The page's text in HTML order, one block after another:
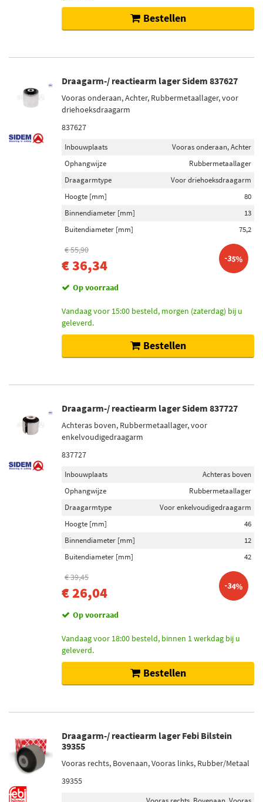
Bestellen
Draagarm-/ reactiearm lager Sidem 837627
Vooras onderaan, Achter, Rubbermetaallager, voor
driehoeksdraagarm
837627
Inbouwplaats
Vooras onderaan, Achter
Ophangwijze
Rubbermetaallager
Draagarmtype
Voor driehoeksdraagarm
Hoogte [mm]
80
Binnendiameter [mm]
13
Buitendiameter [mm]
75,2
€ 55,90
€ 36,34 -35%
Op voorraad
Vandaag voor 15:00 besteld, morgen (zaterdag) bij u
geleverd.
Bestellen
Draagarm-/ reactiearm lager Sidem 837727
Achteras boven, Rubbermetaallager, voor
enkelvoudigedraagarm
837727
Inbouwplaats
Achteras boven
Ophangwijze
Rubbermetaallager
Draagarmtype
Voor enkelvoudigedraagarm
Hoogte [mm]
46
Binnendiameter [mm]
12
Buitendiameter [mm]
42
€ 39,45
€ 26,04 -34%
Op voorraad
Vandaag voor 18:00 besteld, binnen 1 werkdag bij u
geleverd.
Bestellen
Draagarm-/ reactiearm lager Febi Bilstein
39355
Vooras rechts, Bovenaan, Vooras links, Rubber/Metaal
39355